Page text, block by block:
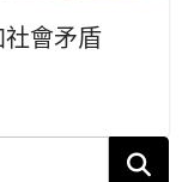
會矛盾